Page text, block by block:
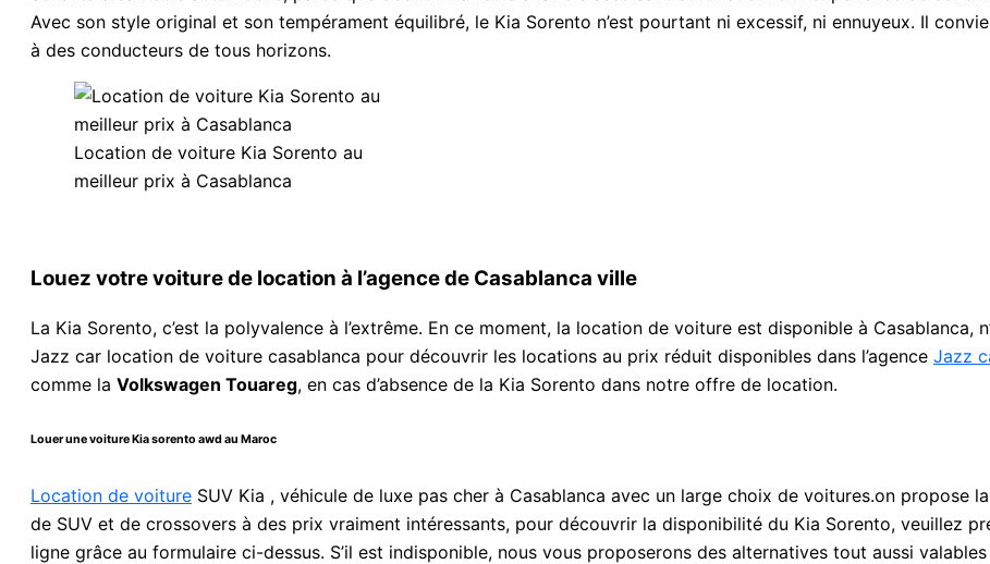
Avec son style original et son tempérament équilibré, le Kia Sorento n’est pourtant ni excessif, ni ennuyeux. Il
à des conducteurs de tous horizons.
Location de voiture Kia Sorento au
meilleur prix à Casablanca
Louez votre voiture de location à l’agence de Casablanca ville
La Kia Sorento, c’est la polyvalence à l’extrême. En ce moment, la location de voiture est disponible à Casablanca,
Jazz car location de voiture casablanca pour découvrir les locations au prix réduit disponibles dans l’agence Jazz
comme la Volkswagen Touareg, en cas d’absence de la Kia Sorento dans notre offre de location.
Louer une voiture Kia sorento awd au Maroc
Location de voiture SUV Kia , véhicule de luxe pas cher à Casablanca avec un large choix de voitures.on propose
de SUV et de crossovers à des prix vraiment intéressants, pour découvrir la disponibilité du Kia Sorento, veuillez
ligne grâce au formulaire ci-dessus. S’il est indisponible, nous vous proposerons des alternatives tout aussi